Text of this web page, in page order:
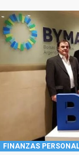
FINANZAS